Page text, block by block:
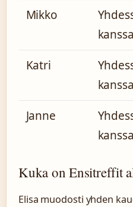
Mikko
kanssa
Katri
kanssa
Janne
kanssa
Kuka on Ensitreffit
Elisa muodosti yhden